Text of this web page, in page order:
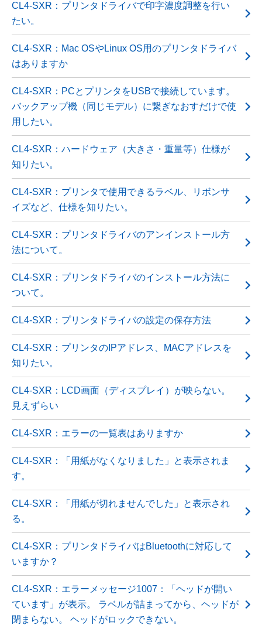
CL4-SXR：プリンタドライバで印字濃度調整を行い
たい。
CL4-SXR：Mac OSやLinux OS用のプリンタドライバ
はありますか
CL4-SXR：PCとプリンタをUSBで接続しています。
バックアップ機（同じモデル）に繋ぎなおすだけで使
用したい。
CL4-SXR：ハードウェア（大きさ・重量等）仕様が
知りたい。
CL4-SXR：プリンタで使用できるラベル、リボンサ
イズなど、仕様を知りたい。
CL4-SXR：プリンタドライバのアンインストール方
法について。
CL4-SXR：プリンタドライバのインストール方法に
ついて。
CL4-SXR：プリンタドライバの設定の保存方法
CL4-SXR：プリンタのIPアドレス、MACアドレスを
知りたい。
CL4-SXR：LCD画面（ディスプレイ）が映らない。
見えずらい
CL4-SXR：エラーの一覧表はありますか
CL4-SXR：「用紙がなくなりました」と表示されま
す。
CL4-SXR：「用紙が切れませんでした」と表示され
る。
CL4-SXR：プリンタドライバはBluetoothに対応して
いますか？
CL4-SXR：エラーメッセージ1007：「ヘッドが開い
ています」が表示。 ラベルが詰まってから、ヘッドが
閉まらない。 ヘッドがロックできない。